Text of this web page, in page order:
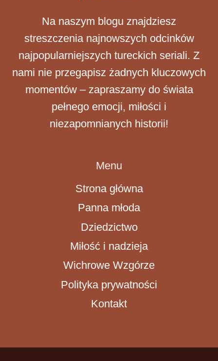
Na naszym blogu znajdziesz
streszczenia najnowszych odcinków
najpopularniejszych tureckich seriali. Z
nami nie przegapisz żadnych kluczowych
momentów – zapraszamy do świata
pełnego emocji, miłości i
niezapomnianych historii!
Menu
Strona główna
Panna młoda
Dziedzictwo
Miłość i nadzieja
Wichrowe Wzgórze
Polityka prywatności
Kontakt